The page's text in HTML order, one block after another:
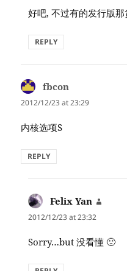
好吧, 不过有的发行版
REPLY
fbcon
2012/12/23 at 23:29
内核选项S
REPLY
Felix Yan
2012/12/23 at 23:32
Sorry…but 没看懂 🙁